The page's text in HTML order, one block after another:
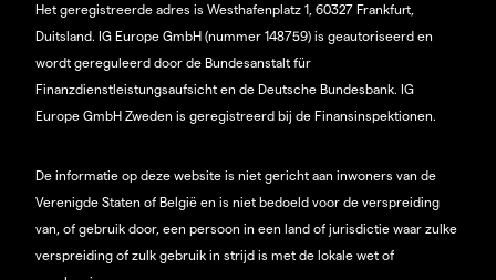
Het geregistreerde adres is Westhafenplatz 1, 60327 Frankfurt,
Duitsland. IG Europe GmbH (nummer 148759) is geautoriseerd en
wordt gereguleerd door de Bundesanstalt für
Finanzdienstleistungsaufsicht en de Deutsche Bundesbank. IG
Europe GmbH Zweden is geregistreerd bij de Finansinspektionen.
De informatie op deze website is niet gericht aan inwoners van de
Verenigde Staten of België en is niet bedoeld voor de verspreiding
van, of gebruik door, een persoon in een land of jurisdictie waar zulke
verspreiding of zulk gebruik in strijd is met de lokale wet of